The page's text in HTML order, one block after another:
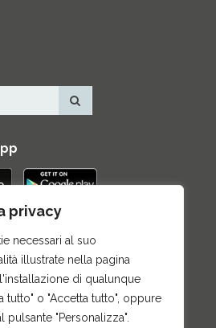
privacy
necessari al suo
illustrate nella pagina
di qualunque
tutto" o "Accetta tutto", oppure
"Personalizza".
Privacy e note legali
|Cookie policy